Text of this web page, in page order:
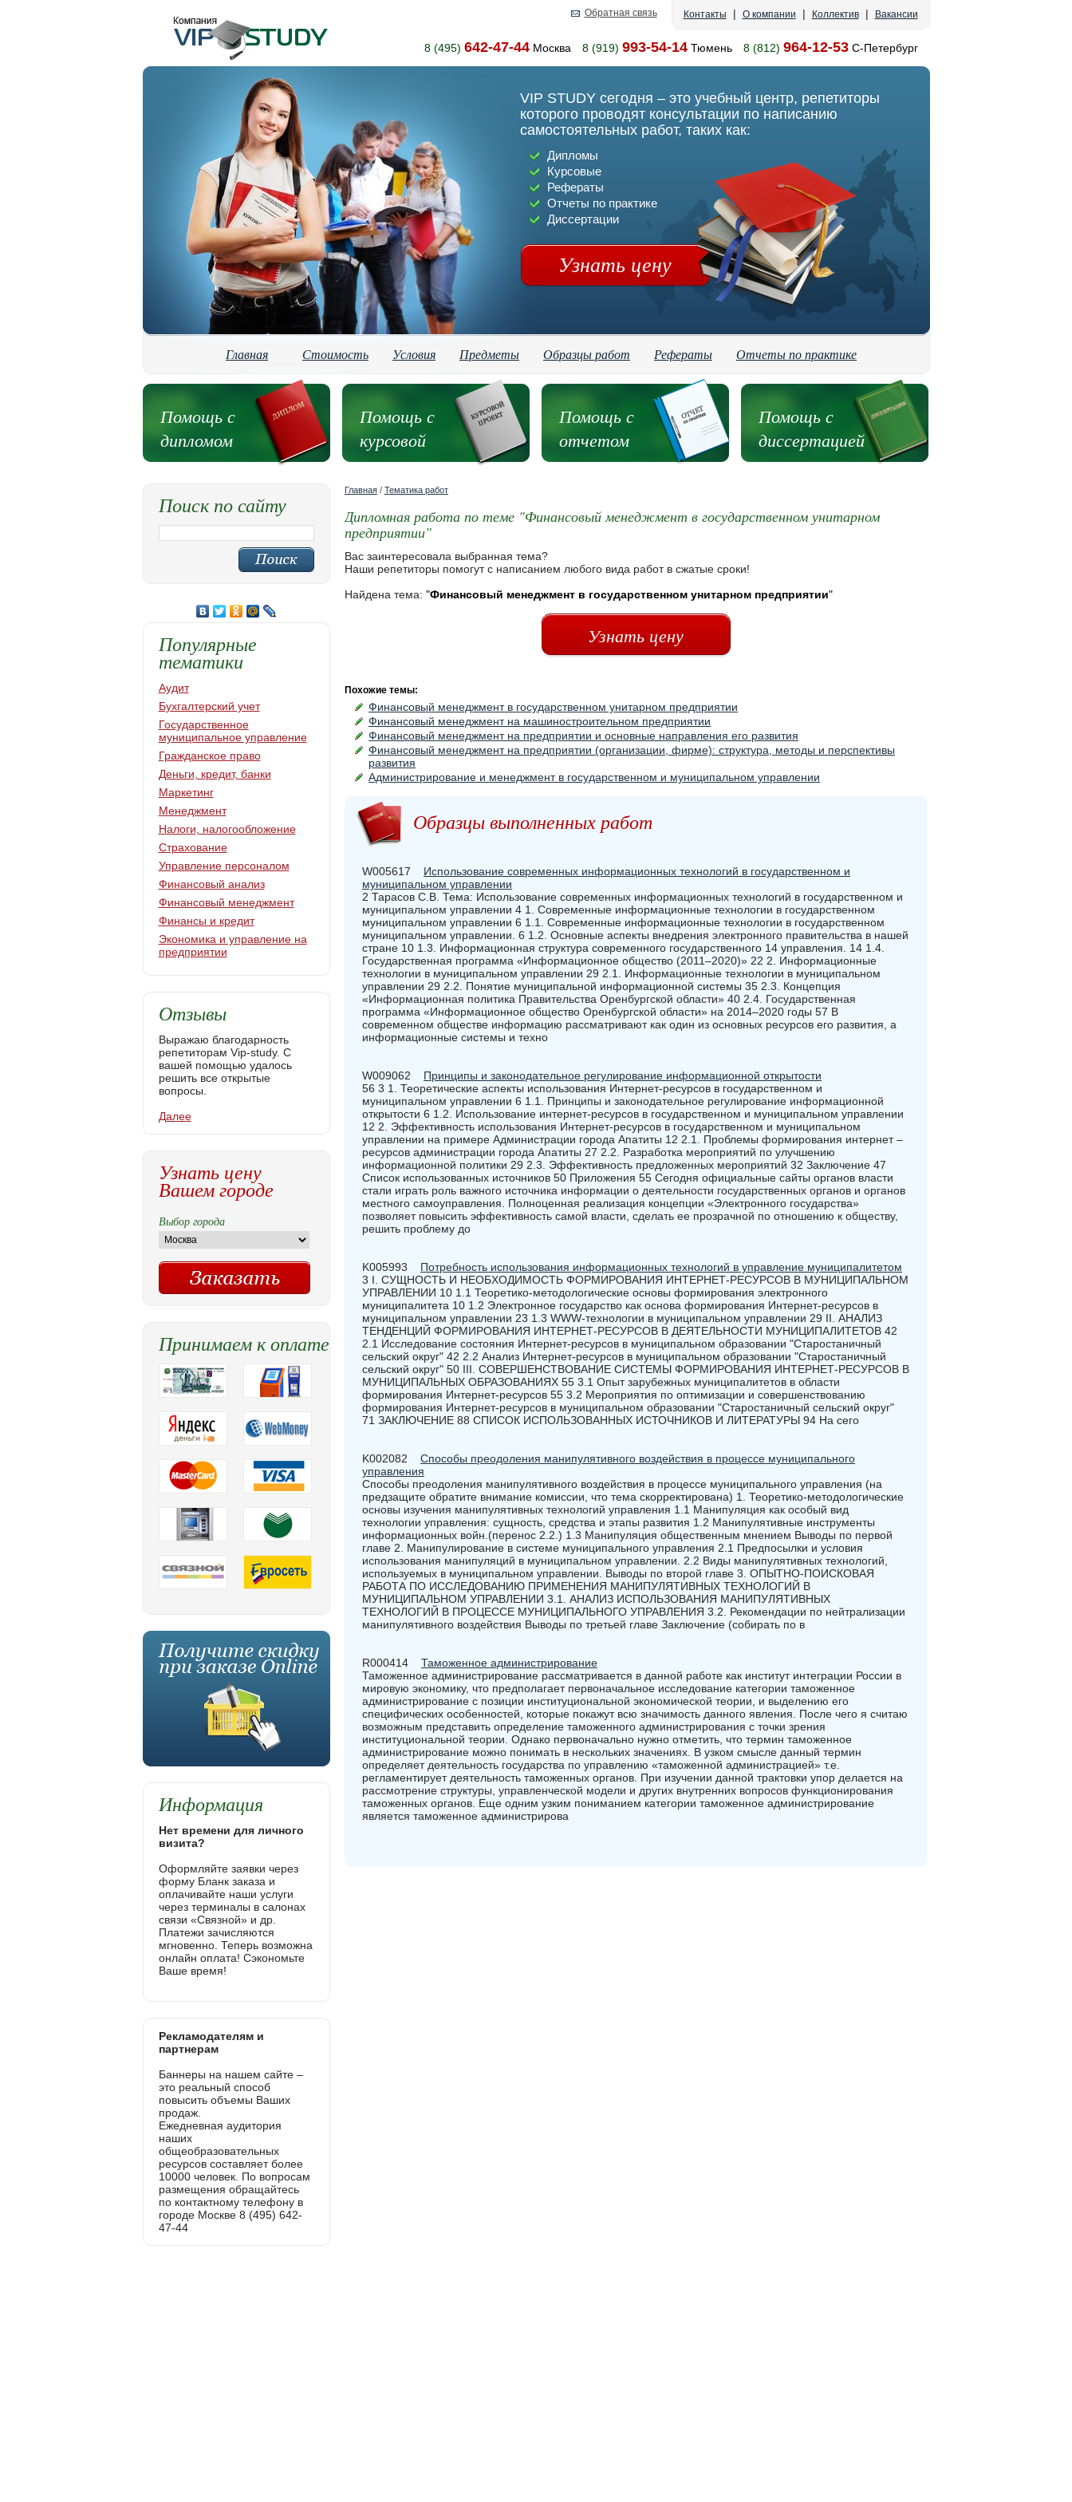
Контакты | О компании | Коллектив| Вакансии
Обратная связь
8 (495) 642-47-44Москва 8 (919) 993-54-14Тюмень 8 (812) 964-12-53С-Петербург
VIP STUDY сегодня – это учебный центр, репетиторы
которого проводят консультации по написанию
самостоятельных работ, таких как:
Дипломы
Курсовые
Рефераты
Отчеты по практике
Диссертации
Узнать цену
Главная Стоимость Условия Предметы Образцы работ Рефераты Отчеты по практике
Помощь с
дипломом
Помощь с
курсовой
Помощь с
отчетом
Помощь с
диссертацией
Главная / Тематика работ
Дипломная работа по теме "Финансовый менеджмент в государственном унитарном
предприятии"
Вас заинтересовала выбранная тема?
Наши репетиторы помогут с написанием любого вида работ в сжатые сроки!
Найдена тема: "Финансовый менеджмент в государственном унитарном предприятии"
Узнать цену
Похожие темы:
Финансовый менеджмент в государственном унитарном предприятии
Финансовый менеджмент на машиностроительном предприятии
Финансовый менеджмент на предприятии и основные направления его развития
Финансовый менеджмент на предприятии (организации, фирме): структура, методы и перспективы
развития
Администрирование и менеджмент в государственном и муниципальном управлении
Образцы выполненных работ
W005617 Использование современных информационных технологий в государственном и
муниципальном управлении
2 Тарасов С.В. Тема: Использование современных информационных технологий в государственном и
муниципальном управлении 4 1. Современные информационные технологии в государственном
муниципальном управлении 6 1.1. Современные информационные технологии в государственном
муниципальном управлении. 6 1.2. Основные аспекты внедрения электронного правительства в нашей
стране 10 1.3. Информационная структура современного государственного 14 управления. 14 1.4.
Государственная программа «Информационное общество (2011–2020)» 22 2. Информационные
технологии в муниципальном управлении 29 2.1. Информационные технологии в муниципальном
управлении 29 2.2. Понятие муниципальной информационной системы 35 2.3. Концепция
«Информационная политика Правительства Оренбургской области» 40 2.4. Государственная
программа «Информационное общество Оренбургской области» на 2014–2020 годы 57 В
современном обществе информацию рассматривают как один из основных ресурсов его развития, а
информационные системы и техно
W009062 Принципы и законодательное регулирование информационной открытости
56 3 1. Теоретические аспекты использования Интернет-ресурсов в государственном и
муниципальном управлении 6 1.1. Принципы и законодательное регулирование информационной
открытости 6 1.2. Использование интернет-ресурсов в государственном и муниципальном управлении
12 2. Эффективность использования Интернет-ресурсов в государственном и муниципальном
управлении на примере Администрации города Апатиты 12 2.1. Проблемы формирования интернет –
ресурсов администрации города Апатиты 27 2.2. Разработка мероприятий по улучшению
информационной политики 29 2.3. Эффективность предложенных мероприятий 32 Заключение 47
Список использованных источников 50 Приложения 55 Сегодня официальные сайты органов власти
стали играть роль важного источника информации о деятельности государственных органов и органов
местного самоуправления. Полноценная реализация концепции «Электронного государства»
позволяет повысить эффективность самой власти, сделать ее прозрачной по отношению к обществу,
решить проблему до
K005993 Потребность использования информационных технологий в управление муниципалитетом
3 I. СУЩНОСТЬ И НЕОБХОДИМОСТЬ ФОРМИРОВАНИЯ ИНТЕРНЕТ-РЕСУРСОВ В МУНИЦИПАЛЬНОМ
УПРАВЛЕНИИ 10 1.1 Теоретико-методологические основы формирования электронного
муниципалитета 10 1.2 Электронное государство как основа формирования Интернет-ресурсов в
муниципальном управлении 23 1.3 WWW-технологии в муниципальном управлении 29 II. АНАЛИЗ
ТЕНДЕНЦИЙ ФОРМИРОВАНИЯ ИНТЕРНЕТ-РЕСУРСОВ В ДЕЯТЕЛЬНОСТИ МУНИЦИПАЛИТЕТОВ 42
2.1 Исследование состояния Интернет-ресурсов в муниципальном образовании "Старостаничный
сельский округ" 42 2.2 Анализ Интернет-ресурсов в муниципальном образовании "Старостаничный
сельский округ" 50 III. СОВЕРШЕНСТВОВАНИЕ СИСТЕМЫ ФОРМИРОВАНИЯ ИНТЕРНЕТ-РЕСУРСОВ В
МУНИЦИПАЛЬНЫХ ОБРАЗОВАНИЯХ 55 3.1 Опыт зарубежных муниципалитетов в области
формирования Интернет-ресурсов 55 3.2 Мероприятия по оптимизации и совершенствованию
формирования Интернет-ресурсов в муниципальном образовании "Старостаничный сельский округ"
71 ЗАКЛЮЧЕНИЕ 88 СПИСОК ИСПОЛЬЗОВАННЫХ ИСТОЧНИКОВ И ЛИТЕРАТУРЫ 94 На сего
K002082 Способы преодоления манипулятивного воздействия в процессе муниципального
управления
Способы преодоления манипулятивного воздействия в процессе муниципального управления (на
предзащите обратите внимание комиссии, что тема скорректирована) 1. Теоретико-методологические
основы изучения манипулятивных технологий управления 1.1 Манипуляция как особый вид
технологии управления: сущность, средства и этапы развития 1.2 Манипулятивные инструменты
информационных войн.(перенос 2.2.) 1.3 Манипуляция общественным мнением Выводы по первой
главе 2. Манипулирование в системе муниципального управления 2.1 Предпосылки и условия
использования манипуляций в муниципальном управлении. 2.2 Виды манипулятивных технологий,
используемых в муниципальном управлении. Выводы по второй главе 3. ОПЫТНО-ПОИСКОВАЯ
РАБОТА ПО ИССЛЕДОВАНИЮ ПРИМЕНЕНИЯ МАНИПУЛЯТИВНЫХ ТЕХНОЛОГИЙ В
МУНИЦИПАЛЬНОМ УПРАВЛЕНИИ 3.1. АНАЛИЗ ИСПОЛЬЗОВАНИЯ МАНИПУЛЯТИВНЫХ
ТЕХНОЛОГИЙ В ПРОЦЕССЕ МУНИЦИПАЛЬНОГО УПРАВЛЕНИЯ 3.2. Рекомендации по нейтрализации
манипулятивного воздействия Выводы по третьей главе Заключение (собирать по в
R000414 Таможенное администрирование
Таможенное администрирование рассматривается в данной работе как институт интеграции России в
мировую экономику, что предполагает первоначальное исследование категории таможенное
администрирование с позиции институциональной экономической теории, и выделению его
специфических особенностей, которые покажут всю значимость данного явления. После чего я считаю
возможным представить определение таможенного администрирования с точки зрения
институциональной теории. Однако первоначально нужно отметить, что термин таможенное
администрирование можно понимать в нескольких значениях. В узком смысле данный термин
определяет деятельность государства по управлению «таможенной администрацией» т.е.
регламентирует деятельность таможенных органов. При изучении данной трактовки упор делается на
рассмотрение структуры, управленческой модели и других внутренних вопросов функционирования
таможенных органов. Еще одним узким пониманием категории таможенное администрирование
является таможенное администрирова
Поиск по сайту
Популярные
тематики
Аудит
Бухгалтерский учет
Государственное
муниципальное управление
Гражданское право
Деньги, кредит, банки
Маркетинг
Менеджмент
Налоги, налогообложение
Страхование
Управление персоналом
Финансовый анализ
Финансовый менеджмент
Финансы и кредит
Экономика и управление на
предприятии
Отзывы
Выражаю благодарность
репетиторам Vip-study. С
вашей помощью удалось
решить все открытые
вопросы.
Далее
Узнать цену
Вашем городе
Выбор города
Принимаем к оплате
Информация
Нет времени для личного
визита?
Оформляйте заявки через
форму Бланк заказа и
оплачивайте наши услуги
через терминалы в салонах
связи «Связной» и др.
Платежи зачисляются
мгновенно. Теперь возможна
онлайн оплата! Сэкономьте
Ваше время!
Рекламодателям и
партнерам
Баннеры на нашем сайте –
это реальный способ
повысить объемы Ваших
продаж.
Ежедневная аудитория
наших
общеобразовательных
ресурсов составляет более
10000 человек. По вопросам
размещения обращайтесь
по контактному телефону в
городе Москве 8 (495) 642-
47-44